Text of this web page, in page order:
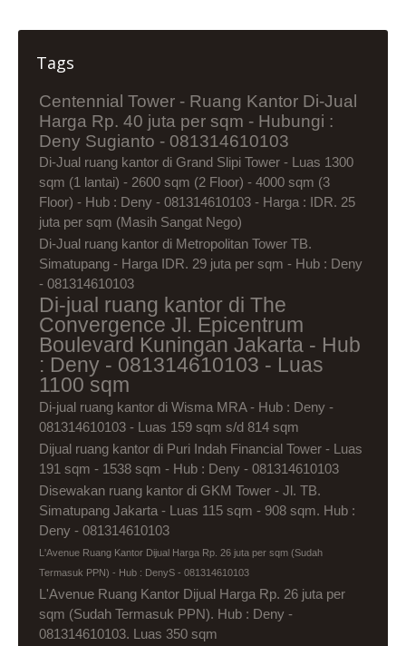
Tags
Centennial Tower - Ruang Kantor Di-Jual
Harga Rp. 40 juta per sqm - Hubungi :
Deny Sugianto - 081314610103
Di-Jual ruang kantor di Grand Slipi Tower - Luas 1300
sqm (1 lantai) - 2600 sqm (2 Floor) - 4000 sqm (3
Floor) - Hub : Deny - 081314610103 - Harga : IDR. 25
juta per sqm (Masih Sangat Nego)
Di-Jual ruang kantor di Metropolitan Tower TB.
Simatupang - Harga IDR. 29 juta per sqm - Hub : Deny
- 081314610103
Di-jual ruang kantor di The
Convergence Jl. Epicentrum
Boulevard Kuningan Jakarta - Hub
: Deny - 081314610103 - Luas
1100 sqm
Di-jual ruang kantor di Wisma MRA - Hub : Deny -
081314610103 - Luas 159 sqm s/d 814 sqm
Dijual ruang kantor di Puri Indah Financial Tower - Luas
191 sqm - 1538 sqm - Hub : Deny - 081314610103
Disewakan ruang kantor di GKM Tower - Jl. TB.
Simatupang Jakarta - Luas 115 sqm - 908 sqm. Hub :
Deny - 081314610103
L'Avenue Ruang Kantor Dijual Harga Rp. 26 juta per sqm (Sudah
Termasuk PPN) - Hub : DenyS - 081314610103
L'Avenue Ruang Kantor Dijual Harga Rp. 26 juta per
sqm (Sudah Termasuk PPN). Hub : Deny -
081314610103. Luas 350 sqm